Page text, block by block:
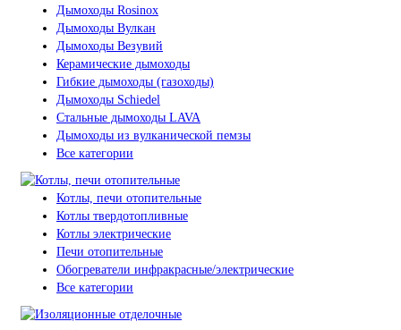
Дымоходы Rosinox
Дымоходы Вулкан
Дымоходы Везувий
Керамические дымоходы
Гибкие дымоходы (газоходы)
Дымоходы Schiedel
Стальные дымоходы LAVA
Дымоходы из вулканической пемзы
Все категории
Котлы, печи отопительные
Котлы твердотопливные
Котлы электрические
Печи отопительные
Обогреватели инфракрасные/электрические
Все категории